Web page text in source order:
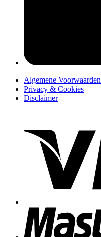
Algemene Voorwaarden
Privacy & Cookies
Disclaimer